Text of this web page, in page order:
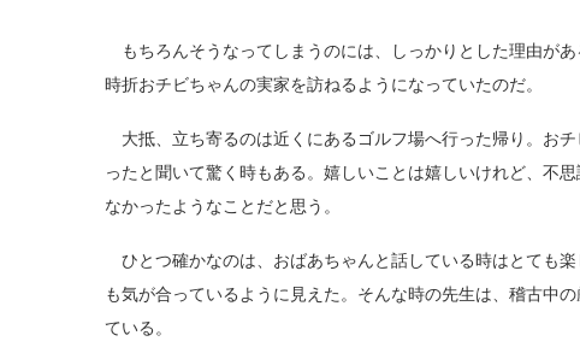
もちろんそうなってしまうのには、しっかりとした理由が
時折おチビちゃんの実家を訪ねるようになっていたのだ。
大抵、立ち寄るのは近くにあるゴルフ場へ行った帰り。お
ったと聞いて驚く時もある。嬉しいことは嬉しいけれど、不
なかったようなことだと思う。
ひとつ確かなのは、おばあちゃんと話している時はとても
も気が合っているように見えた。そんな時の先生は、稽古中
ている。